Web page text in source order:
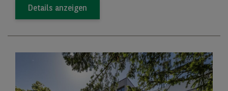
Details anzeigen